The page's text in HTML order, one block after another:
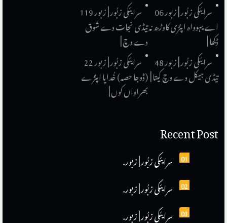
سرایئکی زبُور | زبور 119
تیڈی نجات دے شوق
دے وچ |
سرایئکی زبُور | زبور 06
اے یہوواہ اپنڑی کاوڑھ نہ
ڈکھا |
سرایئکی زبُور | زبور 22
(ڈوجا حصہ) خُدایا اپنڑے
بھراواں کوں |
سرایئکی زبُور | زبور 48
تیڈی ہیکل دے وچ کیتا |
Recent Post
01 سرایئکی زبُور | زبور.
02 سرایئکی زبُور | زبور.
03 سرایئکی زبُور | زبور.